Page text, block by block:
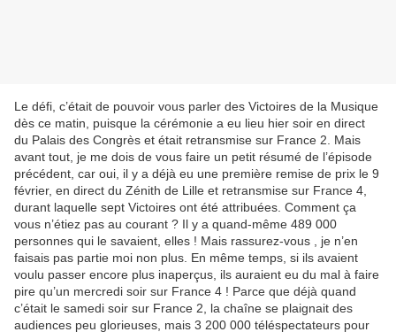
Le défi, c’était de pouvoir vous parler des Victoires de la Musique
dès ce matin, puisque la cérémonie a eu lieu hier soir en direct
du Palais des Congrès et était retransmise sur France 2. Mais
avant tout, je me dois de vous faire un petit résumé de l’épisode
précédent, car oui, il y a déjà eu une première remise de prix le 9
février, en direct du Zénith de Lille et retransmise sur France 4,
durant laquelle sept Victoires ont été attribuées. Comment ça
vous n’étiez pas au courant ? Il y a quand-même 489 000
personnes qui le savaient, elles ! Mais rassurez-vous , je n’en
faisais pas partie moi non plus. En même temps, si ils avaient
voulu passer encore plus inaperçus, ils auraient eu du mal à faire
pire qu’un mercredi soir sur France 4 ! Parce que déjà quand
c’était le samedi soir sur France 2, la chaîne se plaignait des
audiences peu glorieuses, mais 3 200 000 téléspectateurs pour